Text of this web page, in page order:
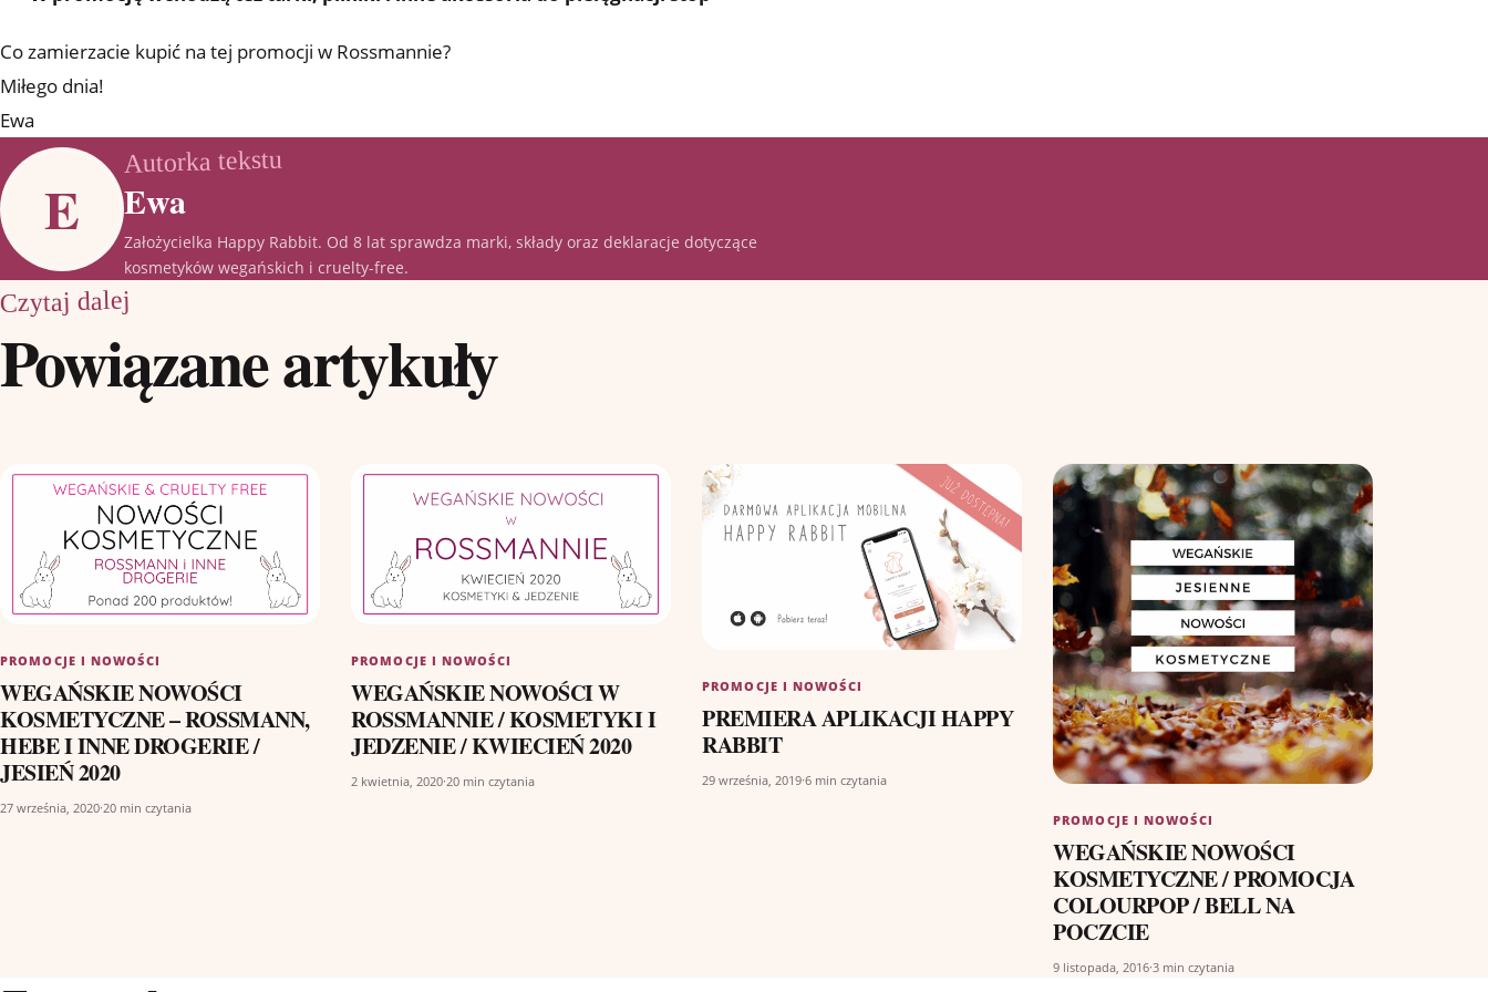
Co zamierzacie kupić na tej promocji w Rossmannie?
Miłego dnia!
Ewa
E
Autorka tekstu
Ewa
Założycielka Happy Rabbit. Od 8 lat sprawdza marki, składy oraz deklaracje dotyczące
kosmetyków wegańskich i cruelty-free.
Czytaj dalej
Powiązane artykuły
PROMOCJE I NOWOŚCI
WEGAŃSKIE NOWOŚCI
KOSMETYCZNE – ROSSMANN,
HEBE I INNE DROGERIE /
JESIEŃ 2020
27 września, 2020·20 min czytania
PROMOCJE I NOWOŚCI
WEGAŃSKIE NOWOŚCI W
ROSSMANNIE / KOSMETYKI I
JEDZENIE / KWIECIEŃ 2020
2 kwietnia, 2020·20 min czytania
PROMOCJE I NOWOŚCI
PREMIERA APLIKACJI HAPPY
RABBIT
29 września, 2019·6 min czytania
PROMOCJE I NOWOŚCI
WEGAŃSKIE NOWOŚCI
KOSMETYCZNE / PROMOCJA
COLOURPOP / BELL NA
POCZCIE
9 listopada, 2016·3 min czytania